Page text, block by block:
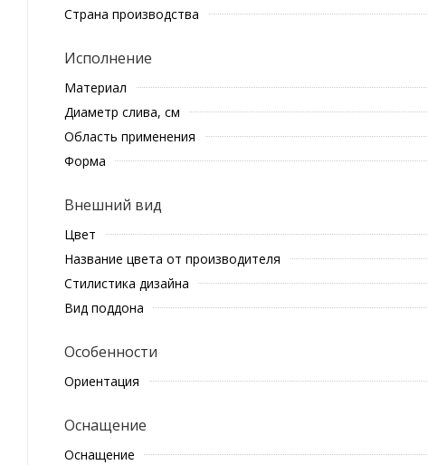
Страна производства
Исполнение
Материал
Диаметр слива, см
Область применения
Форма
Внешний вид
Цвет
Название цвета от производителя
Стилистика дизайна
Вид поддона
Особенности
Ориентация
Оснащение
Оснащение